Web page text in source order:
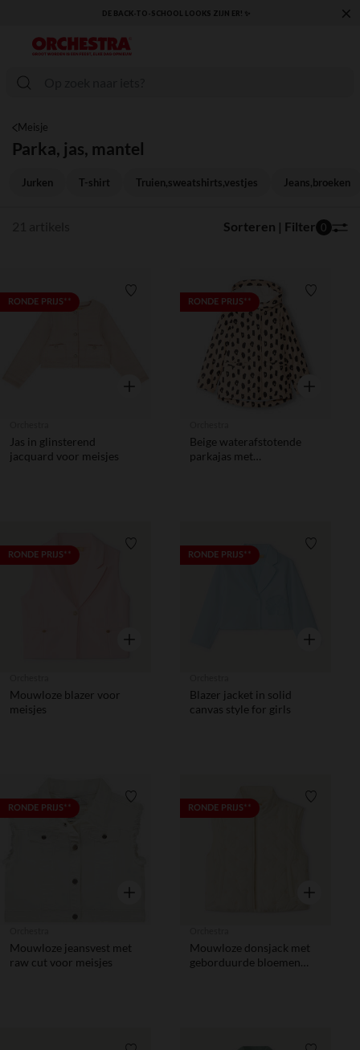
KLAAR VOOR DE TERUGKEER
TO-SCHOOL LOOKS ZIJN ER! ✨ ×
Meisje
Parka, jas, mantel
Jurken T-shirt Truien,sweatshirts,vestjes Jeans,broeken
Sorteren | Filter 0
RONDE PRIJS** Verlanglijstje.
Snel overzicht
Jas in glinsterend
jacquard voor meisjes
RONDE PRIJS**
Snel
Beige waterafstotende
parkajas met
RONDE PRIJS** Verlanglijstje.
Snel overzicht
Mouwloze blazer voor
meisjes
RONDE PRIJS**
Snel
Blazer jacket in solid
canvas style for girls
RONDE PRIJS** Verlanglijstje.
Snel overzicht
Mouwloze jeansvest met
raw cut voor meisjes
RONDE PRIJS**
Snel
Mouwloze donsjack met
geborduurde bloemen